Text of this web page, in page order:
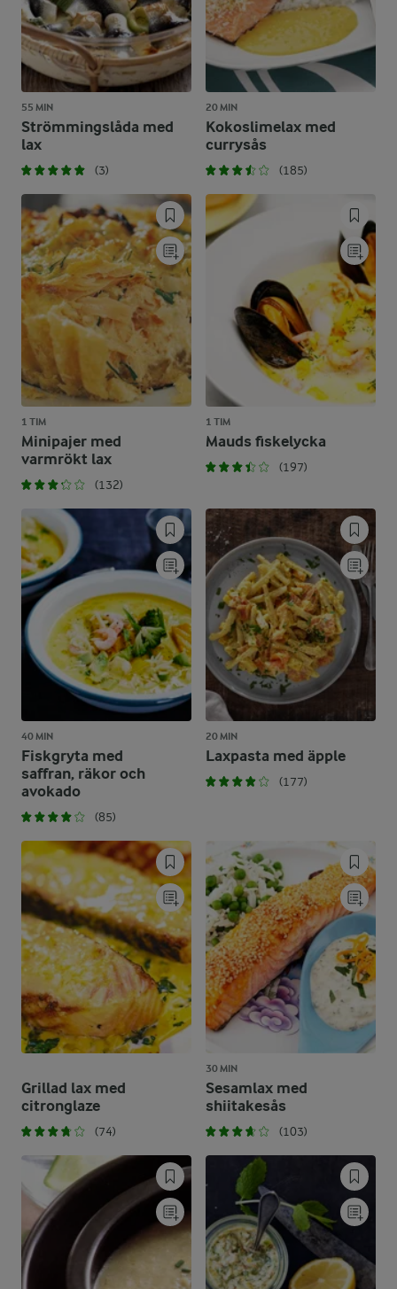
55 MIN
Strömmingslåda med
lax
(3)
20 MIN
Kokoslimelax med
currysås
(185)
1 TIM
Minipajer med
varmrökt lax
(132)
1 TIM
Mauds fiskelycka
(197)
40 MIN
Fiskgryta med
saffran, räkor och
avokado
(85)
20 MIN
Laxpasta med äpple
(177)
Grillad lax med
citronglaze
(74)
30 MIN
Sesamlax med
shiitakesås
(103)